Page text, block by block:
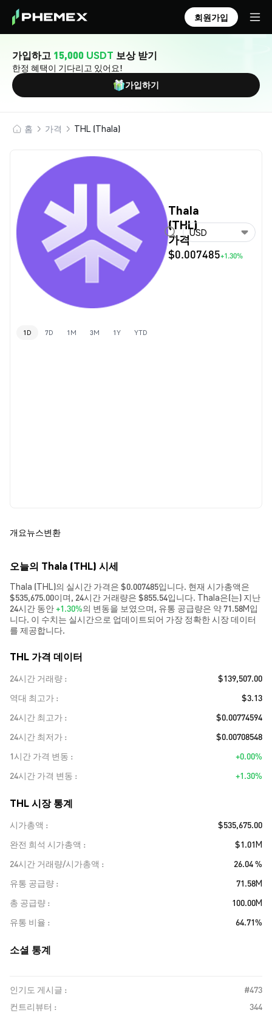
회원가입
가입하고 15,000 USDT 보상 받기
한정 혜택이 기다리고 있어요!
가입하기
홈 가격 THL (Thala)
Thala
(THL)
가격
$0.007485+1.30%
USD
1D 7D 1M 3M 1Y YTD
개요뉴스변환
오늘의 Thala (THL) 시세
Thala (THL)의 실시간 가격은 $0.007485입니다. 현재 시가총액은
$535,675.00이며, 24시간 거래량은 $855.54입니다. Thala은(는) 지난
24시간 동안+1.30%의 변동을 보였으며, 유통 공급량은 약 71.58M입
니다. 이 수치는 실시간으로 업데이트되어 가장 정확한 시장 데이터
를 제공합니다.
THL 가격 데이터
24시간 거래량
$139,507.00
역대 최고가
$3.13
24시간 최고가
$0.00774594
24시간 최저가
$0.00708548
1시간 가격 변동
+0.00%
24시간 가격 변동
+1.30%
THL 시장 통계
시가총액
$535,675.00
완전 희석 시가총액
$1.01M
24시간 거래량/시가총액
26.04 %
유통 공급량
71.58M
총 공급량
100.00M
유통 비율
64.71%
소셜 통계
인기도 게시글 :
#473
컨트리뷰터 :
344